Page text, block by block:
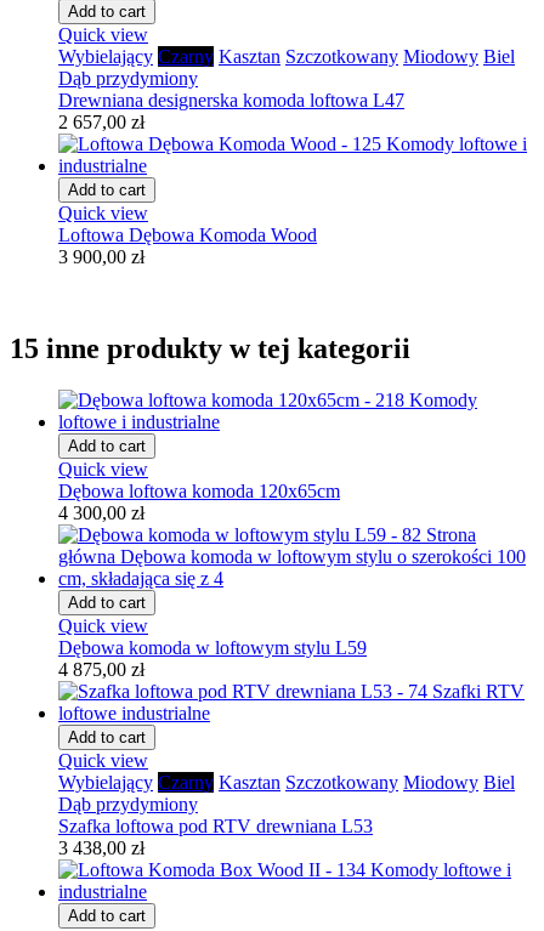
Add to cart
Quick view
Wybielający Czarny Kasztan Szczotkowany Miodowy Biel
Dąb przydymiony
Drewniana designerska komoda loftowa L47
2 657,00 zł
Add to cart
Quick view
Loftowa Dębowa Komoda Wood
3 900,00 zł
15 inne produkty w tej kategorii
Add to cart
Quick view
Dębowa loftowa komoda 120x65cm
4 300,00 zł
Add to cart
Quick view
Dębowa komoda w loftowym stylu L59
4 875,00 zł
Add to cart
Quick view
Wybielający Czarny Kasztan Szczotkowany Miodowy Biel
Dąb przydymiony
Szafka loftowa pod RTV drewniana L53
3 438,00 zł
Add to cart